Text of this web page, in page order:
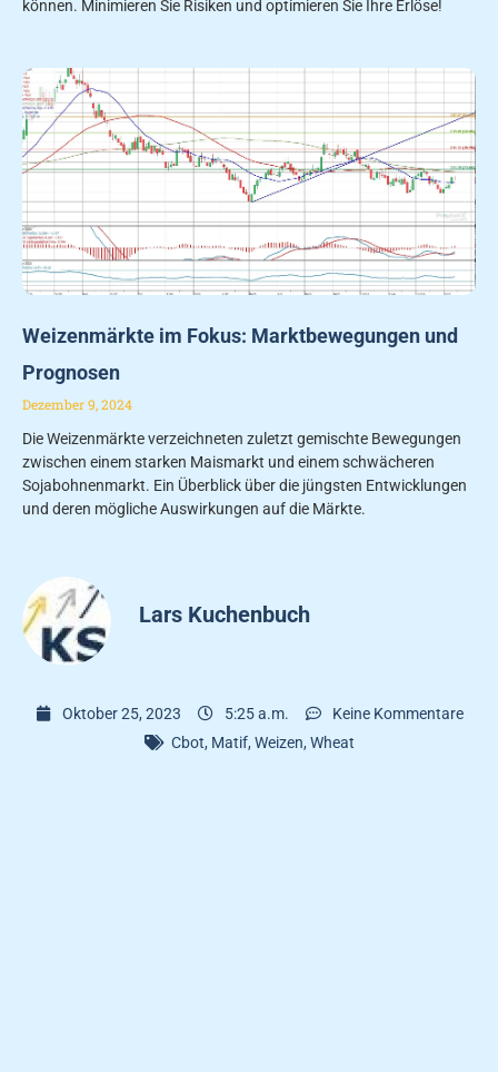
können. Minimieren Sie Risiken und optimieren Sie Ihre Erlöse!
Weizenmärkte im Fokus: Marktbewegungen und
Prognosen
Dezember 9, 2024
Die Weizenmärkte verzeichneten zuletzt gemischte Bewegungen
zwischen einem starken Maismarkt und einem schwächeren
Sojabohnenmarkt. Ein Überblick über die jüngsten Entwicklungen
und deren mögliche Auswirkungen auf die Märkte.
Lars Kuchenbuch
Oktober 25, 2023 5:25 a.m.
Keine Kommentare
Cbot, Matif, Weizen, Wheat